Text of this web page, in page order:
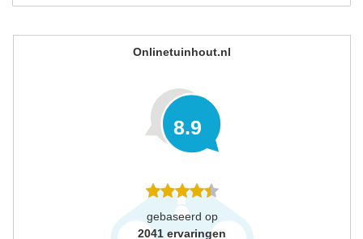
Onlinetuinhout.nl
8.9
gebaseerd op
2041 ervaringen